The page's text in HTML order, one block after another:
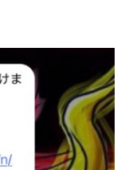
うになる」 「やりたいことを